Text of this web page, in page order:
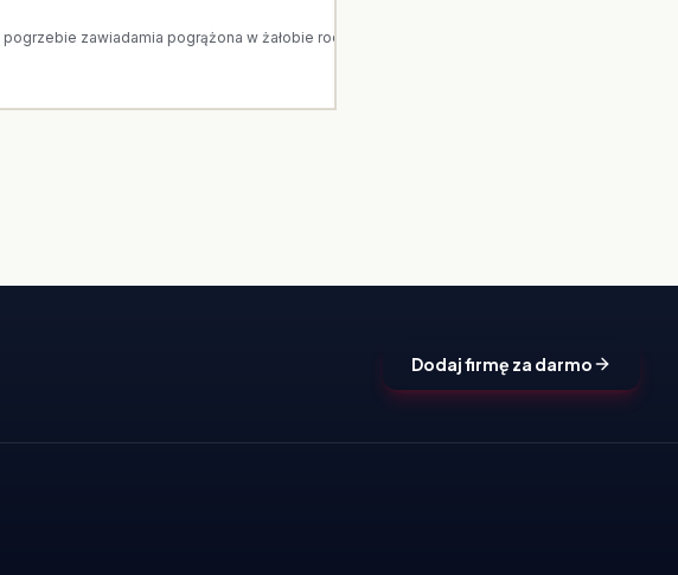
zawiadamia pogrążona w żałobie rodzina. Arka to dom pogrzebowy z Ostrołęki.
Dodaj firmę za darmo